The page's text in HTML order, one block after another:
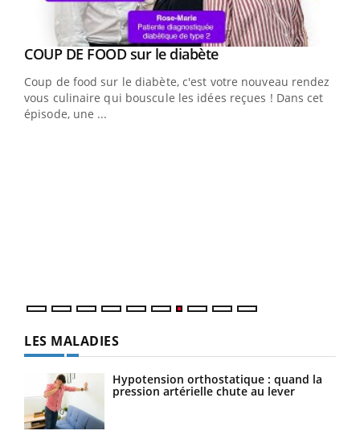
Youtube
COUP DE FOOD sur le diabèteYoutube
Coup de food sur le diabète, c'est votre nouveau rendez-
vous culinaire qui bouscule les idées reçues ! Dans cet
épisode, une ...
LES MALADIES
Hypotension orthostatique : quand la
pression artérielle chute au lever